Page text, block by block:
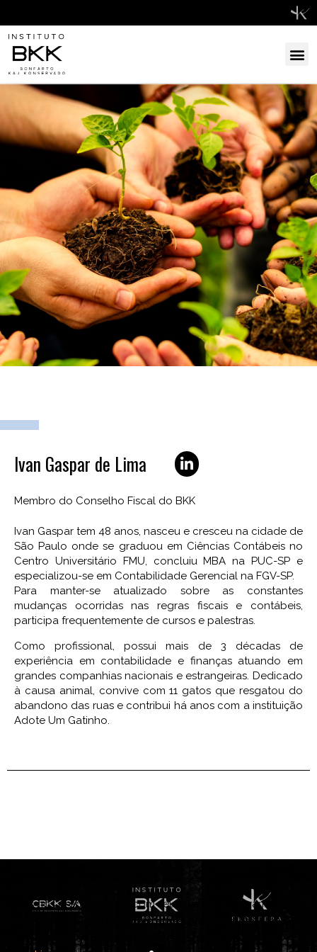
Ivan Gaspar de Lima
Membro do Conselho Fiscal do BKK
Ivan Gaspar tem 48 anos, nasceu e cresceu na cidade de
São Paulo onde se graduou em Ciências Contábeis no
Centro Universitário FMU, concluiu MBA na PUC-SP e
especializou-se em Contabilidade Gerencial na FGV-SP.
Para manter-se atualizado sobre as constantes
mudanças ocorridas nas regras fiscais e contábeis,
participa frequentemente de cursos e palestras.
Como profissional, possui mais de 3 décadas de
experiência em contabilidade e finanças atuando em
grandes companhias nacionais e estrangeiras. Dedicado
à causa animal, convive com 11 gatos que resgatou do
abandono das ruas e contribui há anos com a instituição
Adote Um Gatinho.
Nós nos preocupamos com seus dados e adoraríamos
usar cookies para melhorar sua experiência. Você pode
saber mais sobre nossa política de privacidade e